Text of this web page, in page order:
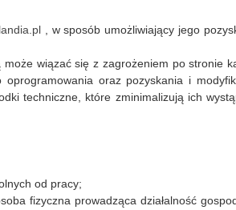
, w sposób umożliwiający jego
wiązać się z zagrożeniem po stronie
oraz pozyskania i
techniczne, które zminimalizują ich
od pracy;
fizyczna prowadząca działalność